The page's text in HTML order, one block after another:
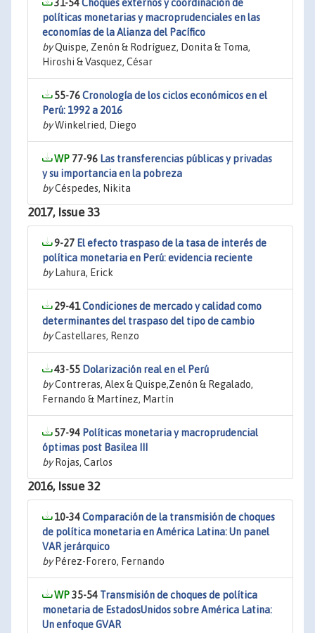
31-54Choques externos y coordinación de
políticas monetarias y macroprudenciales en las
economías de la Alianza del Pacífico
byQuispe, Zenón & Rodríguez, Donita & Toma,
Hiroshi & Vasquez, César
55-76Cronología de los ciclos económicos en el
Perú: 1992 a 2016
byWinkelried, Diego
77-96 Las transferencias públicas y privadas
y su importancia en la pobreza
byCéspedes, Nikita
2017, Issue 33
9-27 El efecto traspaso de la tasa de interés de
política monetaria en Perú: evidencia reciente
byLahura, Erick
29-41Condiciones de mercado y calidad como
determinantes del traspaso del tipo de cambio
byCastellares, Renzo
43-55 Dolarización real en el Perú
byContreras, Alex & Quispe,Zenón & Regalado,
Fernando & Martínez, Martín
57-94 Políticas monetaria y macroprudencial
óptimas post Basilea III
byRojas, Carlos
2016, Issue 32
10-34Comparación de la transmisión de choques
de política monetaria en América Latina: Un panel
VAR jerárquico
byPérez-Forero, Fernando
35-54 Transmisión de choques de política
monetaria de EstadosUnidos sobre América Latina:
Un enfoque GVAR